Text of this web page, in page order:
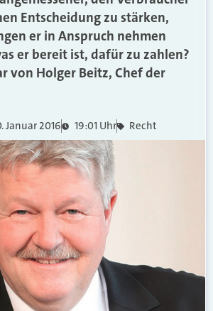
Entscheidung zu stärken,
er in Anspruch nehmen
er bereit ist, dafür zu zahlen?
von Holger Beitz, Chef der
Januar 2016 19:01 Uhr Recht